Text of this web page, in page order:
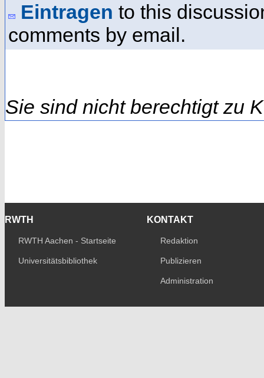
Eintragen to this
comments by email.
Sie sind nicht berechtigt zu
RWTH
RWTH Aachen - Startseite
Universitätsbibliothek
KONTAKT
Redaktion
Publizieren
Administration